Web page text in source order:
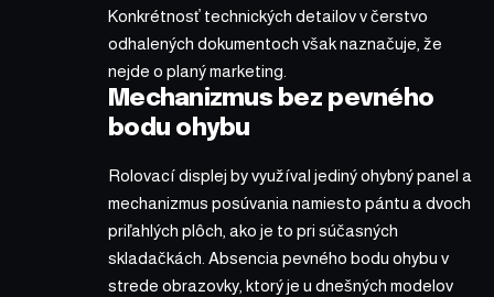
Konkrétnosť technických detailov v čerstvo
odhalených dokumentoch však naznačuje, že
nejde o planý marketing.
Mechanizmus bez pevného
bodu ohybu
Rolovací displej by využíval jediný ohybný panel a
mechanizmus posúvania namiesto pántu a dvoch
priľahlých plôch, ako je to pri súčasných
skladačkách. Absencia pevného bodu ohybu v
strede obrazovky, ktorý je u dnešných modelov